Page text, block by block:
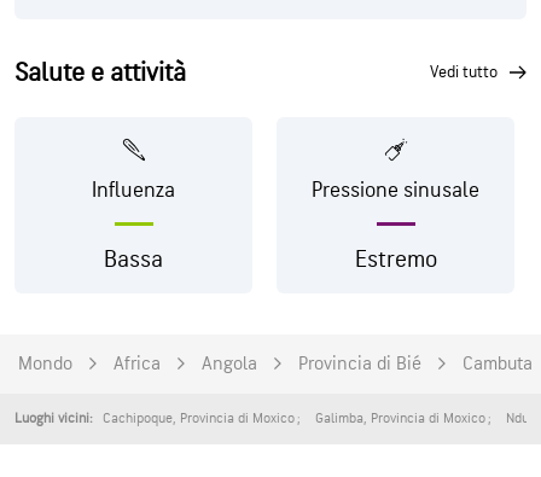
Salute e attività vedi tutto
Influenza
Bassa
Pressione sinusale
Estremo
Mondo Africa Angola Provincia di Bié Cambuta
Luoghi vicini: Cachipoque, Provincia di Moxico Galimba, Provincia di Moxico